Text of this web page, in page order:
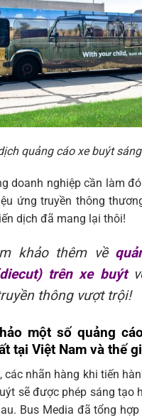
quảng cáo xe buýt
doanh nghiệp cần làm
ứng truyền thông
dịch đã mang lại thôi!
khảo thêm về
trên xe buýt
thông vượt trội!
một số quảng
tại Việt Nam và thế
các nhãn hàng khi tiến
sẽ được phép sáng tạo
Bus Media đã tổng